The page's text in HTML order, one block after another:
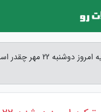
قیمت لیر ترکیه امروز